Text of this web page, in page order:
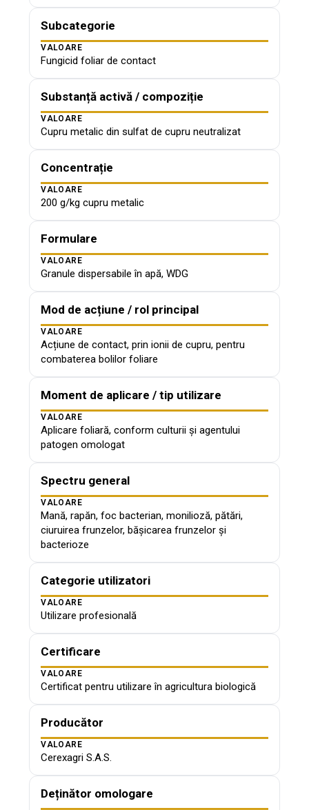
Subcategorie
VALOARE
Fungicid foliar de contact
Substanță activă / compoziție
VALOARE
Cupru metalic din sulfat de cupru neutralizat
Concentrație
VALOARE
200 g/kg cupru metalic
Formulare
VALOARE
Granule dispersabile în apă, WDG
Mod de acțiune / rol principal
VALOARE
Acțiune de contact, prin ionii de cupru, pentru
combaterea bolilor foliare
Moment de aplicare / tip utilizare
VALOARE
Aplicare foliară, conform culturii și agentului
patogen omologat
Spectru general
VALOARE
Mană, rapăn, foc bacterian, monilioză, pătări,
ciuruirea frunzelor, bășicarea frunzelor și
bacterioze
Categorie utilizatori
VALOARE
Utilizare profesională
Certificare
VALOARE
Certificat pentru utilizare în agricultura biologică
Producător
VALOARE
Cerexagri S.A.S.
Deținător omologare